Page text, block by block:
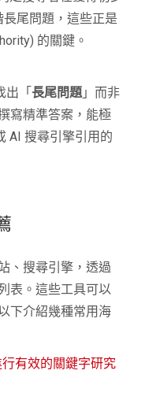
尾問題，這些正是
的關鍵。
出「長尾問題 」而非
寫精準答案，能極
AI 搜尋引擎引用的
、搜尋引擎，透過
表。這些工具可以
下介紹幾種常用海
有效的關鍵字研究